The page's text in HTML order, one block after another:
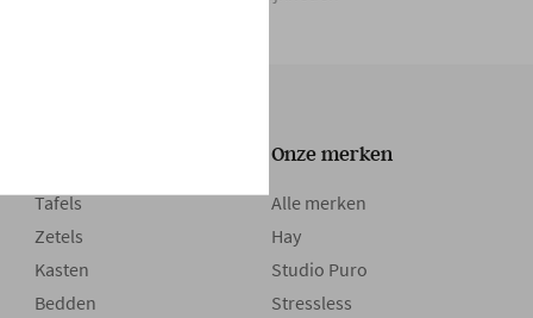
Tafels
Zetels
Kasten
Bedden
Onze merken
Alle merken
Hay
Studio Puro
Stressless